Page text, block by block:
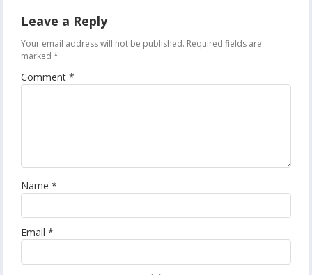
Leave a Reply
Your email address will not be published. Required fields are
marked *
Comment *
Name *
Email *